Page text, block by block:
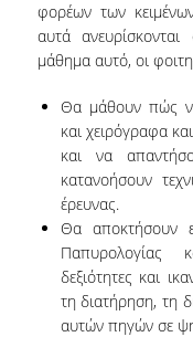
ΣΠΟΥΔΕΣ
φορέων των
αυτά
μάθημα αυτό, οι
Θα μάθουν πώς
και χειρόγραφα
και να
κατανοήσουν
έρευνας.
Θα αποκτήσουν
Παπυρολογίας
δεξιότητες και
τη διατήρηση, τη
αυτών πηγών σε